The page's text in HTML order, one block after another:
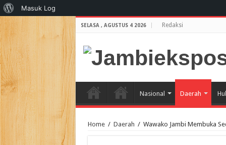
SELASA , AGUSTUS 4 2026 Redaksi
Nasional Daerah
Home / Daerah / Wawako Jambi Membuka
Tentang
WordPress
Masuk Log